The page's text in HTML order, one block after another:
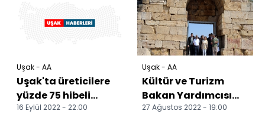
Uşak - AA
Uşak'ta üreticilere
yüzde 75 hibeli
kanola tohumu
16 Eylül 2022 - 22:00
Uşak - AA
Kültür ve Turizm
Bakan Yardımcısı
Yavuz, Uşak'ta
27 Ağustos 2022 - 19:00